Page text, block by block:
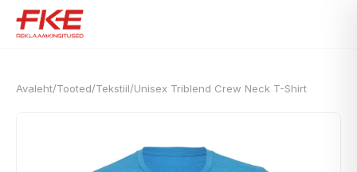
Avaleht/Tooted/Tekstiil/Unisex Triblend Crew Neck T-Shirt